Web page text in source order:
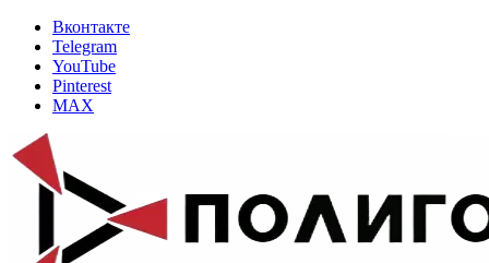
Вконтакте
Telegram
YouTube
Pinterest
MAX